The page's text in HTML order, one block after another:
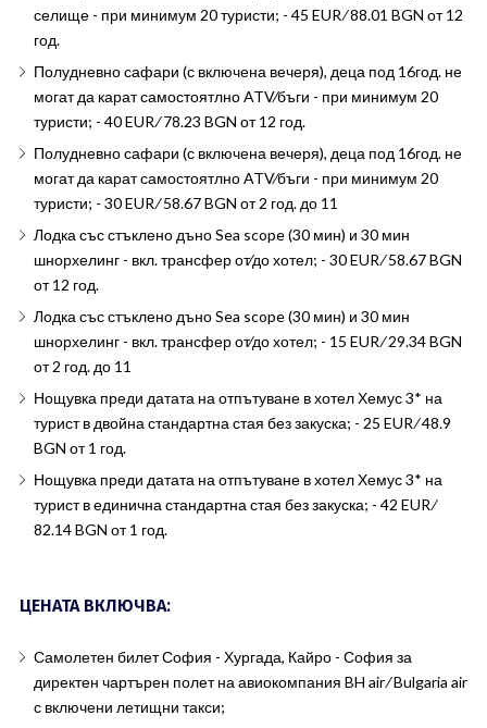
селище - при минимум 20 туристи; - 45 EUR ∕ 88.01 BGN от 12
год.
Полудневно сафари (с включена вечеря), деца под 16год. не
могат да карат самостоятлно ATV∕бъги - при минимум 20
туристи; - 40 EUR ∕ 78.23 BGN от 12 год.
Полудневно сафари (с включена вечеря), деца под 16год. не
могат да карат самостоятлно ATV∕бъги - при минимум 20
туристи; - 30 EUR ∕ 58.67 BGN от 2 год. до 11
Лодка със стъклено дъно Sea scope (30 мин) и 30 мин
шнорхелинг - вкл. трансфер от∕до хотел; - 30 EUR ∕ 58.67 BGN
от 12 год.
Лодка със стъклено дъно Sea scope (30 мин) и 30 мин
шнорхелинг - вкл. трансфер от∕до хотел; - 15 EUR ∕ 29.34 BGN
от 2 год. до 11
Нощувка преди датата на отпътуване в хотел Хемус 3* на
турист в двойна стандартна стая без закуска; - 25 EUR ∕ 48.9
BGN от 1 год.
Нощувка преди датата на отпътуване в хотел Хемус 3* на
турист в единична стандартна стая без закуска; - 42 EUR ∕
82.14 BGN от 1 год.
ЦЕНАТА ВКЛЮЧВА:
Самолетен билет София - Хургада, Кайро - София за
директен чартърен полет на авиокомпания BH air ∕ Bulgaria air
с включени летищни такси;